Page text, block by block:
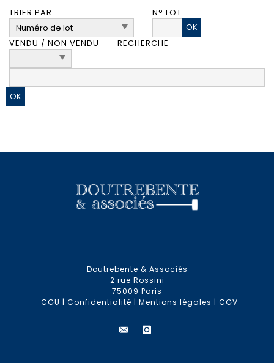
TRIER PAR
N° LOT
OK
VENDU / NON VENDU
RECHERCHE
Doutrebente & Associés
2 rue Rossini
75009 Paris
CGU | Confidentialité | Mentions légales | CGV